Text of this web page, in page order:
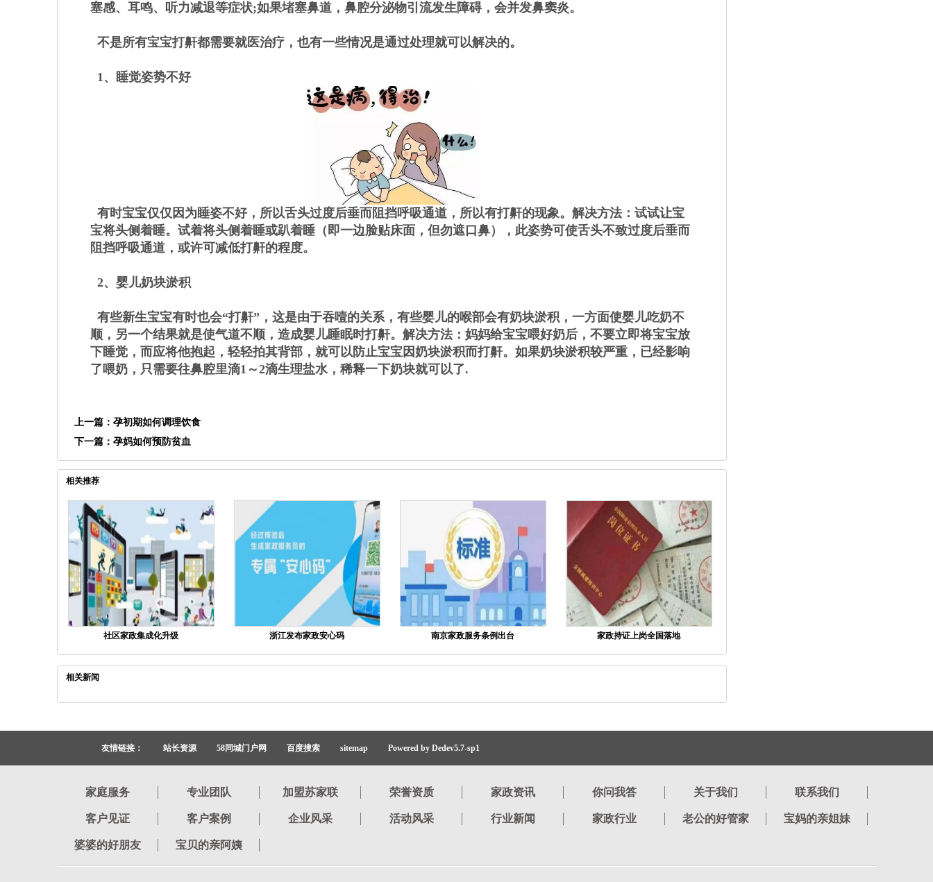
塞感、耳鸣、听力减退等症状;如果堵塞鼻道，鼻腔分泌物引流发生障碍，会并发鼻窦炎。
不是所有宝宝打鼾都需要就医治疗，也有一些情况是通过处理就可以解决的。
1、睡觉姿势不好
有时宝宝仅仅因为睡姿不好，所以舌头过度后垂而阻挡呼吸通道，所以有打鼾的现象。解决方法：试试让宝
宝将头侧着睡。试着将头侧着睡或趴着睡（即一边脸贴床面，但勿遮口鼻），此姿势可使舌头不致过度后垂而
阻挡呼吸通道，或许可减低打鼾的程度。
2、婴儿奶块淤积
有些新生宝宝有时也会“打鼾”，这是由于吞噎的关系，有些婴儿的喉部会有奶块淤积，一方面使婴儿吃奶不
顺，另一个结果就是使气道不顺，造成婴儿睡眠时打鼾。解决方法：妈妈给宝宝喂好奶后，不要立即将宝宝放
下睡觉，而应将他抱起，轻轻拍其背部，就可以防止宝宝因奶块淤积而打鼾。如果奶块淤积较严重，已经影响
了喂奶，只需要往鼻腔里滴1～2滴生理盐水，稀释一下奶块就可以了.
上一篇： 孕初期如何调理饮食
下一篇： 孕妈如何预防贫血
相关推荐
社区家政集成化升级 浙江发布家政安心码 南京家政服务条例出台 家政持证上岗全国落地
相关新闻
友情链接： 站长资源 58同城门户网 百度搜索 sitemap Powered by Dedev5.7-sp1
家庭服务 专业团队 加盟苏家联 荣誉资质 家政资讯 你问我答 关于我们 联系我们
客户见证 客户案例 企业风采 活动风采 行业新闻 家政行业 老公的好管家 宝妈的亲姐妹
婆婆的好朋友 宝贝的亲阿姨